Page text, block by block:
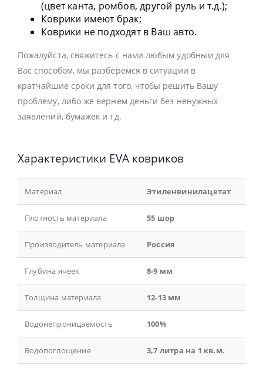
(цвет канта, ромбов, другой руль и т.д.);
Коврики имеют брак;
Коврики не подходят в Ваш авто.
Пожалуйста, свяжитесь с нами любым удобным для
Вас способом, мы разберемся в ситуации в
кратчайшие сроки для того, чтобы решить Вашу
проблему, либо же вернем деньги без ненужных
заявлений, бумажек и тд.
Характеристики EVA ковриков
Материал Этиленвинилацетат
Плотность материала 55 шор
Производитель материала Россия
Глубина ячеек 8-9 мм
Толщина материала 12-13 мм
Водонепроницаемость 100%
Водопоглощение 3,7 литра на 1 кв.м.